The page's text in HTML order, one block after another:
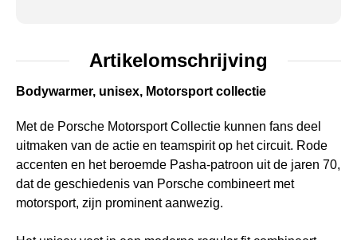
Artikelomschrijving
Bodywarmer, unisex, Motorsport collectie
Met de Porsche Motorsport Collectie kunnen fans deel
uitmaken van de actie en teamspirit op het circuit. Rode
accenten en het beroemde Pasha-patroon uit de jaren 70,
dat de geschiedenis van Porsche combineert met
motorsport, zijn prominent aanwezig.